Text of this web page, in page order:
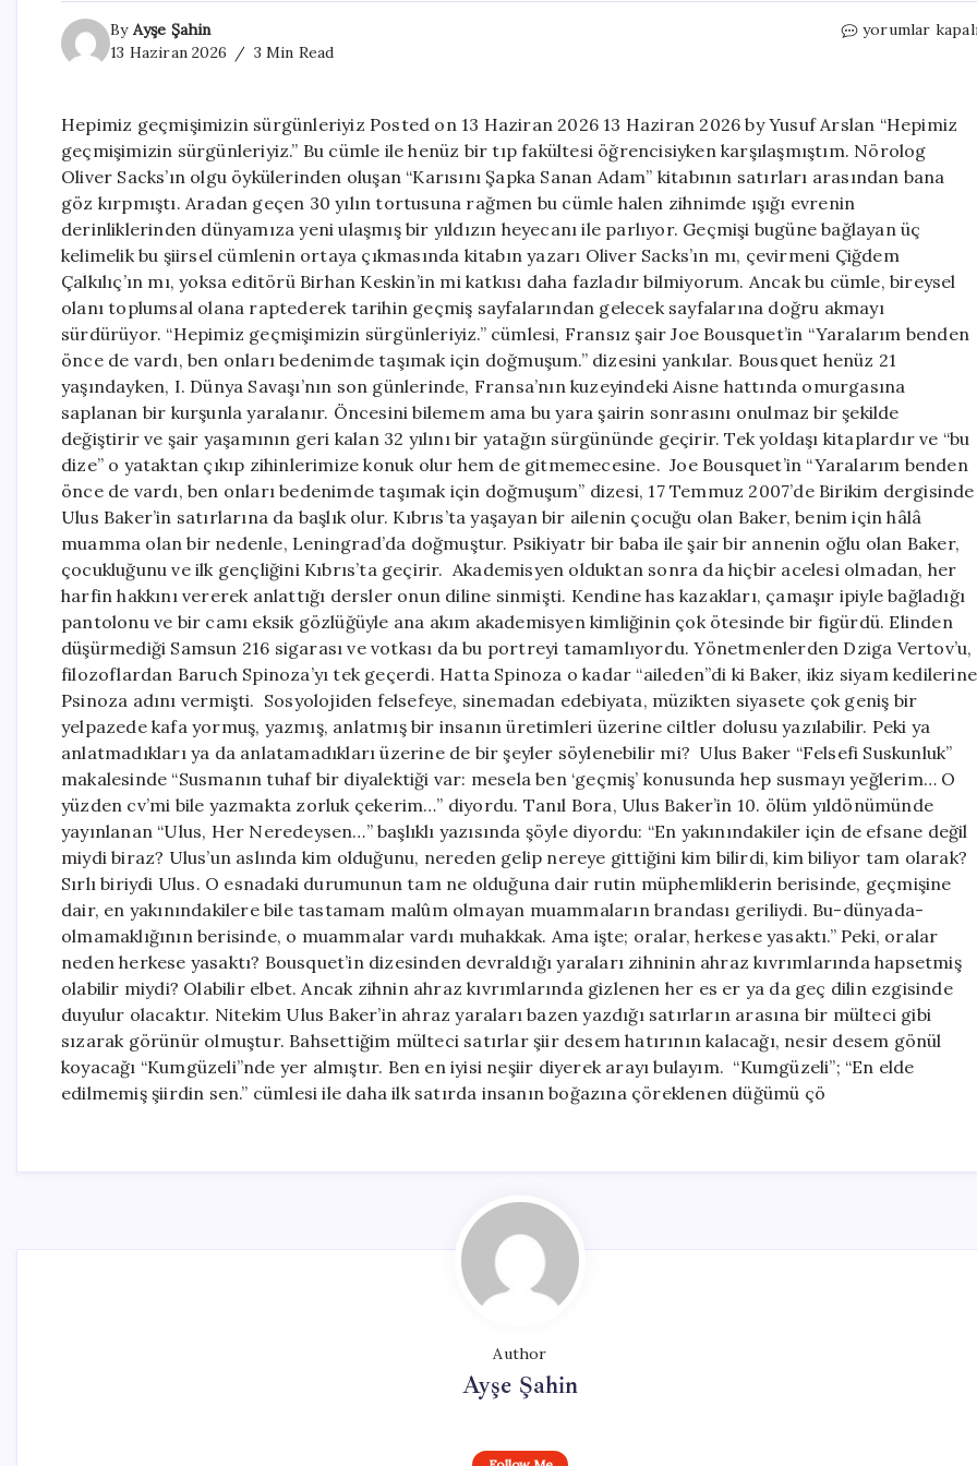
By Ayşe Şahin
13 Haziran 2026
3 Min Read
Hepimiz
yorumlar
Hepimiz geçmişimizin sürgünleriyiz Posted on 13 Haziran 2026 13 Haziran 2026 by Yusuf Arslan “Hepimiz
geçmişimizin sürgünleriyiz.” Bu cümle ile henüz bir tıp fakültesi öğrencisiyken karşılaşmıştım. Nörolog
Oliver Sacks’ın olgu öykülerinden oluşan “Karısını Şapka Sanan Adam” kitabının satırları arasından bana
göz kırpmıştı. Aradan geçen 30 yılın tortusuna rağmen bu cümle halen zihnimde ışığı evrenin
derinliklerinden dünyamıza yeni ulaşmış bir yıldızın heyecanı ile parlıyor. Geçmişi bugüne bağlayan üç
kelimelik bu şiirsel cümlenin ortaya çıkmasında kitabın yazarı Oliver Sacks’ın mı, çevirmeni Çiğdem
Çalkılıç’ın mı, yoksa editörü Birhan Keskin’in mi katkısı daha fazladır bilmiyorum. Ancak bu cümle, bireysel
olanı toplumsal olana raptederek tarihin geçmiş sayfalarından gelecek sayfalarına doğru akmayı
sürdürüyor. “Hepimiz geçmişimizin sürgünleriyiz.” cümlesi, Fransız şair Joe Bousquet’in “Yaralarım benden
önce de vardı, ben onları bedenimde taşımak için doğmuşum.” dizesini yankılar. Bousquet henüz 21
yaşındayken, I. Dünya Savaşı’nın son günlerinde, Fransa’nın kuzeyindeki Aisne hattında omurgasına
saplanan bir kurşunla yaralanır. Öncesini bilemem ama bu yara şairin sonrasını onulmaz bir şekilde
değiştirir ve şair yaşamının geri kalan 32 yılını bir yatağın sürgününde geçirir. Tek yoldaşı kitaplardır ve “bu
dize” o yataktan çıkıp zihinlerimize konuk olur hem de gitmemecesine. Joe Bousquet’in “Yaralarım benden
önce de vardı, ben onları bedenimde taşımak için doğmuşum” dizesi, 17 Temmuz 2007’de Birikim dergisinde
Ulus Baker’in satırlarına da başlık olur. Kıbrıs’ta yaşayan bir ailenin çocuğu olan Baker, benim için hâlâ
muamma olan bir nedenle, Leningrad’da doğmuştur. Psikiyatr bir baba ile şair bir annenin oğlu olan Baker,
çocukluğunu ve ilk gençliğini Kıbrıs’ta geçirir. Akademisyen olduktan sonra da hiçbir acelesi olmadan, her
harfin hakkını vererek anlattığı dersler onun diline sinmişti. Kendine has kazakları, çamaşır ipiyle bağladığı
pantolonu ve bir camı eksik gözlüğüyle ana akım akademisyen kimliğinin çok ötesinde bir figürdü. Elinden
düşürmediği Samsun 216 sigarası ve votkası da bu portreyi tamamlıyordu. Yönetmenlerden Dziga Vertov’u,
filozoflardan Baruch Spinoza’yı tek geçerdi. Hatta Spinoza o kadar “aileden”di ki Baker, ikiz siyam kedilerine
Psinoza adını vermişti. Sosyolojiden felsefeye, sinemadan edebiyata, müzikten siyasete çok geniş bir
yelpazede kafa yormuş, yazmış, anlatmış bir insanın üretimleri üzerine ciltler dolusu yazılabilir. Peki ya
anlatmadıkları ya da anlatamadıkları üzerine de bir şeyler söylenebilir mi? Ulus Baker “Felsefi Suskunluk”
makalesinde “Susmanın tuhaf bir diyalektiği var: mesela ben ‘geçmiş’ konusunda hep susmayı yeğlerim… O
yüzden cv’mi bile yazmakta zorluk çekerim…” diyordu. Tanıl Bora, Ulus Baker’in 10. ölüm yıldönümünde
yayınlanan “Ulus, Her Neredeysen…” başlıklı yazısında şöyle diyordu: “En yakınındakiler için de efsane değil
miydi biraz? Ulus’un aslında kim olduğunu, nereden gelip nereye gittiğini kim bilirdi, kim biliyor tam olarak?
Sırlı biriydi Ulus. O esnadaki durumunun tam ne olduğuna dair rutin müphemliklerin berisinde, geçmişine
dair, en yakınındakilere bile tastamam malûm olmayan muammaların brandası geriliydi. Bu-dünyada-
olmamaklığının berisinde, o muammalar vardı muhakkak. Ama işte; oralar, herkese yasaktı.” Peki, oralar
neden herkese yasaktı? Bousquet’in dizesinden devraldığı yaraları zihninin ahraz kıvrımlarında hapsetmiş
olabilir miydi? Olabilir elbet. Ancak zihnin ahraz kıvrımlarında gizlenen her es er ya da geç dilin ezgisinde
duyulur olacaktır. Nitekim Ulus Baker’in ahraz yaraları bazen yazdığı satırların arasına bir mülteci gibi
sızarak görünür olmuştur. Bahsettiğim mülteci satırlar şiir desem hatırının kalacağı, nesir desem gönül
koyacağı “Kumgüzeli”nde yer almıştır. Ben en iyisi neşiir diyerek arayı bulayım. “Kumgüzeli”; “En elde
edilmemiş şiirdin sen.” cümlesi ile daha ilk satırda insanın boğazına çöreklenen düğümü çö
Author
Ayşe Şahin